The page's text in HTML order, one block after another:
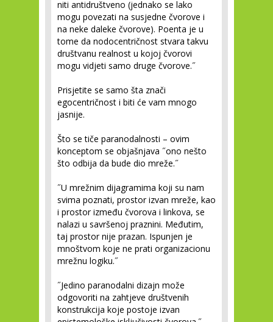
niti antidruštveno (jednako se lako
mogu povezati na susjedne čvorove i
na neke daleke čvorove). Poenta je u
tome da nodocentričnost stvara takvu
društvanu realnost u kojoj čvorovi
mogu vidjeti samo druge čvorove.˝
Prisjetite se samo šta znači
egocentričnost i biti će vam mnogo
jasnije.
Što se tiče paranodalnosti – ovim
konceptom se objašnjava ˝ono nešto
što odbija da bude dio mreže.˝
˝U mrežnim dijagramima koji su nam
svima poznati, prostor izvan mreže, kao
i prostor između čvorova i linkova, se
nalazi u savršenoj praznini. Međutim,
taj prostor nije prazan. Ispunjen je
mnoštvom koje ne prati organizacionu
mrežnu logiku.˝
˝Jedino paranodalni dizajn može
odgovoriti na zahtjeve društvenih
konstrukcija koje postoje izvan